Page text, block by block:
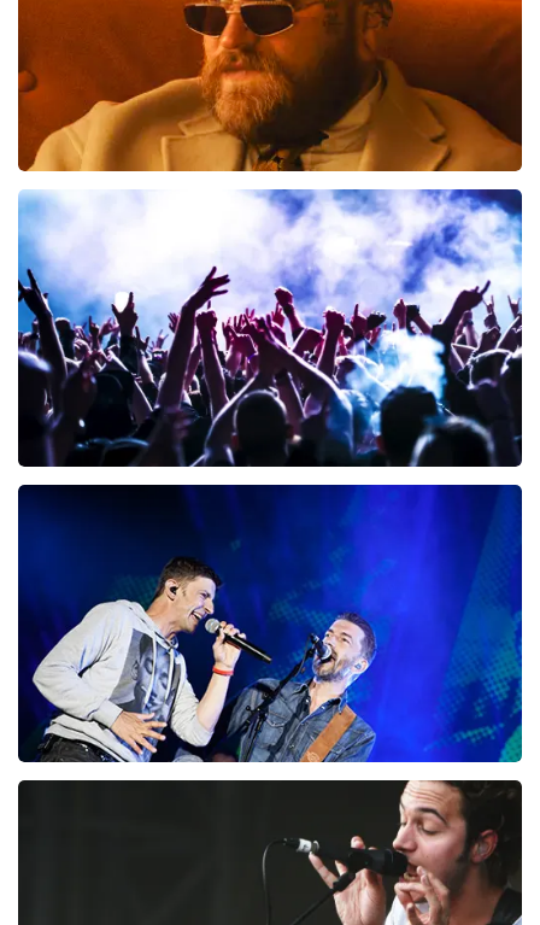
Teddy Swims
BESTEL NU
Megadeth
laatste 30 minuten
BESTEL NU